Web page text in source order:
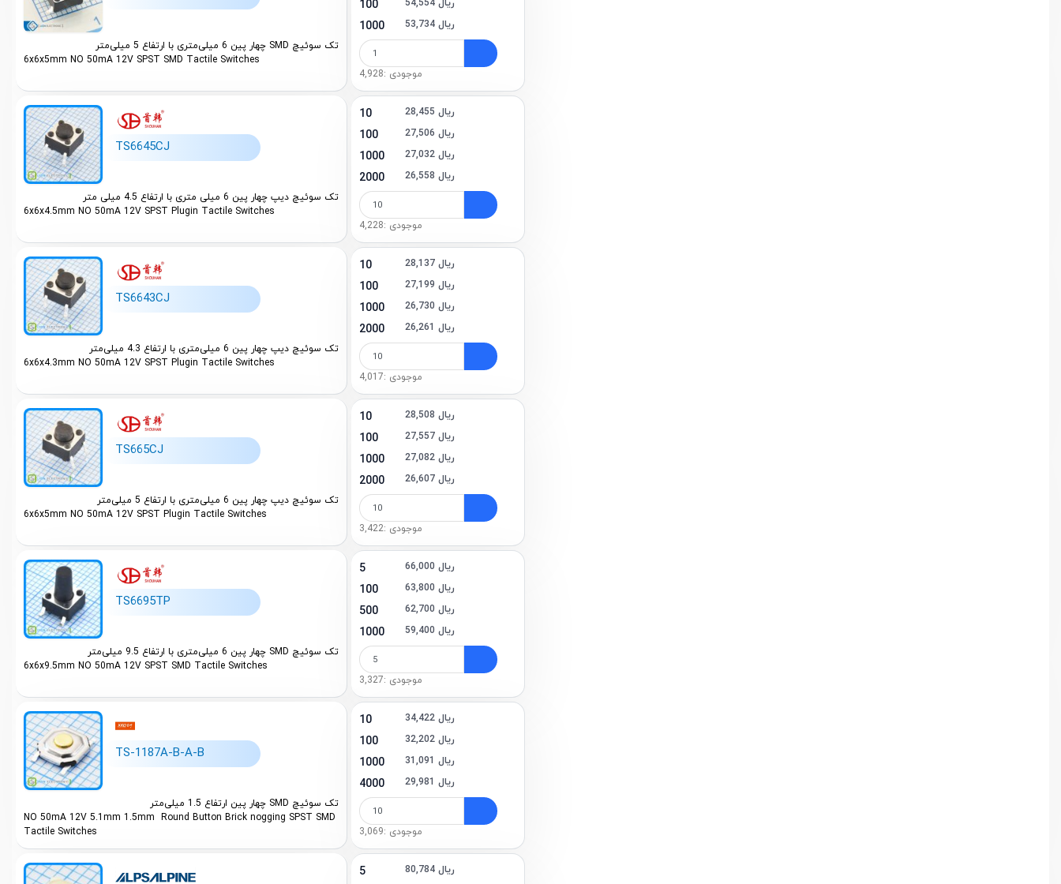
تک سوئیچ SMD چهار پین 6 میلی‌متری با ارتفاع 5 میلی‌متر
6x6x5mm NO 50mA 12V SPST SMD Tactile Switches
100 54,554 ریال
1000 53,734 ریال
موجودی :4,928
TS6645CJ
تک سوئیچ دیپ چهار پین 6 میلی متری با ارتفاع 4.5 میلی متر
6x6x4.5mm NO 50mA 12V SPST Plugin Tactile Switches
10 28,455 ریال
100 27,506 ریال
1000 27,032 ریال
2000 26,558 ریال
موجودی :4,228
TS6643CJ
تک سوئیچ دیپ چهار پین 6 میلی‌متری با ارتفاع 4.3 میلی‌متر
6x6x4.3mm NO 50mA 12V SPST Plugin Tactile Switches
10 28,137 ریال
100 27,199 ریال
1000 26,730 ریال
2000 26,261 ریال
موجودی :4,017
TS665CJ
تک سوئیچ دیپ چهار پین 6 میلی‌متری با ارتفاع 5 میلی‌متر
6x6x5mm NO 50mA 12V SPST Plugin Tactile Switches
10 28,508 ریال
100 27,557 ریال
1000 27,082 ریال
2000 26,607 ریال
موجودی :3,422
TS6695TP
تک سوئیچ SMD چهار پین 6 میلی‌متری با ارتفاع 9.5 میلی‌متر
6x6x9.5mm NO 50mA 12V SPST SMD Tactile Switches
5 66,000 ریال
100 63,800 ریال
500 62,700 ریال
1000 59,400 ریال
موجودی :3,327
TS-1187A-B-A-B
تک سوئیچ SMD چهار پین ارتفاع 1.5 میلی‌متر
NO 50mA 12V 5.1mm 1.5mm Round Button Brick nogging SPST SMD
Tactile Switches
10 34,422 ریال
100 32,202 ریال
1000 31,091 ریال
4000 29,981 ریال
موجودی :3,069
5 80,784 ریال